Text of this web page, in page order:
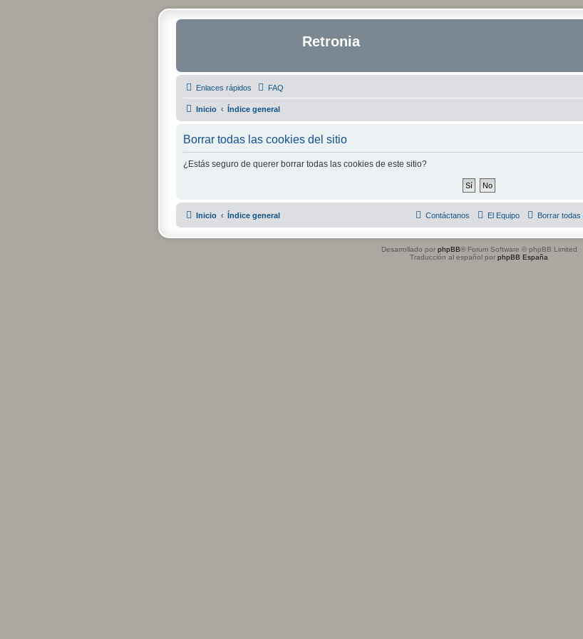
Retronia
Enlaces rápidos FAQ
Inicio Índice general
Borrar todas las cookies del sitio
¿Estás seguro de querer borrar todas las cookies de este sitio?
Inicio Índice general Borrar todas
El Equipo
Contáctanos
Desarrollado por phpBB® Forum Software © phpBB Limited
Traducción al español por phpBB España